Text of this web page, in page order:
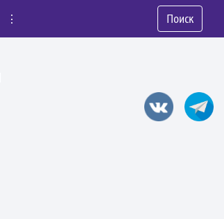
⋮ Поиск